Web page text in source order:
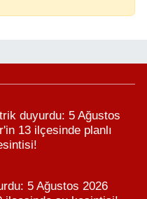
duyurdu: 5 Ağustos
13 ilçesinde planlı
5 Ağustos 2026